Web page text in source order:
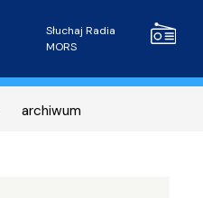
Radio
Słuchaj Radia
MORS
archiwum